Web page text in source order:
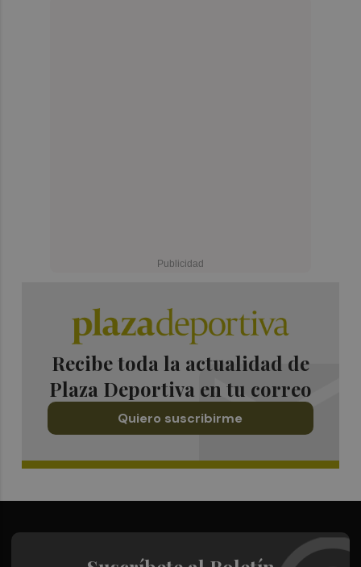
Recibe toda la actualidad de
Plaza Deportiva en tu correo
Quiero suscribirme